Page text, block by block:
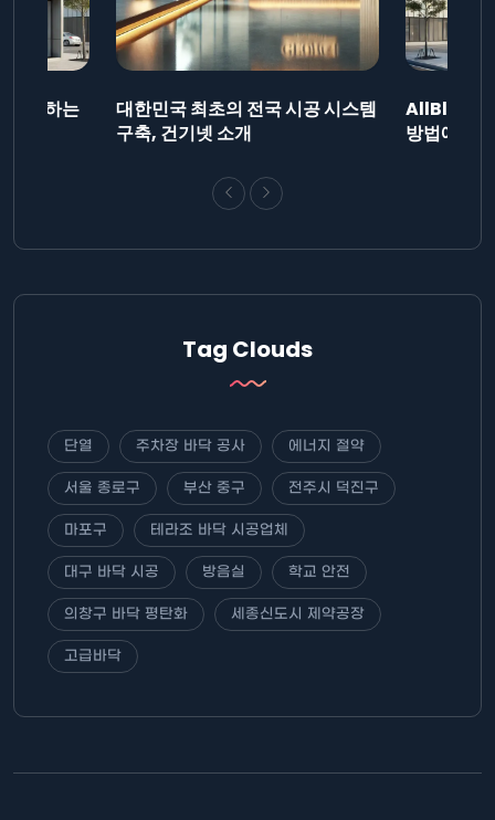
제출하는
대한민국 최초의 전국 시공 시스템
구축, 건기넷 소개
AllBlog에
방법에 대
Tag Clouds
단열 주차장 바닥 공사 에너지 절약
서울 종로구 부산 중구 전주시 덕진구
마포구 테라조 바닥 시공업체
대구 바닥 시공 방음실 학교 안전
의창구 바닥 평탄화 세종신도시 제약공장
고급바닥